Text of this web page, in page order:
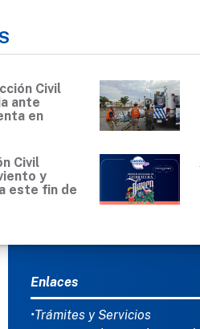
Civil
ante
en
Civil
y
este fin de
MENÚ DEL PIE
Enlaces
•Trámites y Servicios